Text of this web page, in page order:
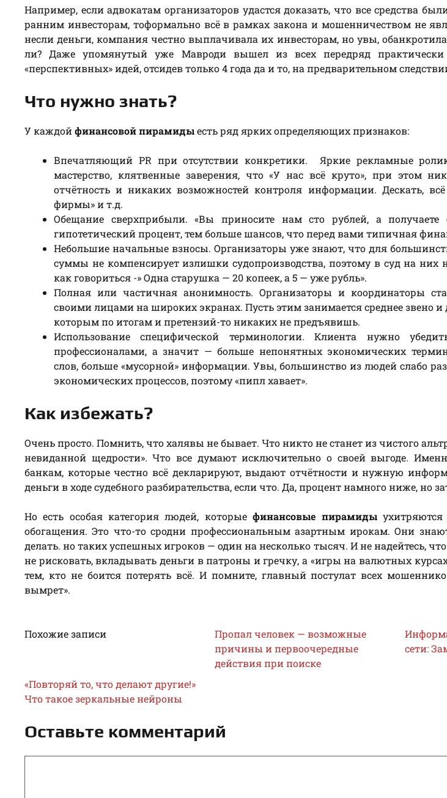
Например, если адвокатам организаторов удастся доказать, что все средства
ранним инвесторам, тоформально всё в рамках закона и мошенничеством не
несли деньги, компания честно выплачивала их инвесторам, но увы,
ли? Даже упомянутый уже Мавроди вышел из всех передряд
«перспективных» идей, отсидев только 4 года да и то, на предварительном
Что нужно знать?
У каждойфинансовой пирамидыесть ряд ярких определяющих признаков:
Впечатляющий PR при отсутствии конкретики. Яркие рекламные
мастерство, клятвенные заверения, что «У нас всё круто», при этом
отчётность и никаких возможностей контроля информации. Дескать,
фирмы» и т.д.
Обещание сверхприбыли. «Вы приносите нам сто рублей, а
гипотетический процент, тем больше шансов, что перед вами типичная
Небольшие начальные взносы. Организаторы уже знают, что для
суммы не компенсирует излишки судопроизводства, поэтому в суд на них
как говориться -» Одна старушка — 20 копеек, а 5 — уже рубль».
Полная или частичная анонимность. Организаторы и координаторы
своими лицами на широких экранах. Пусть этим занимается среднее звено
которым по итогам и претензий-то никаких не предъявишь.
Использование специфической терминологии. Клиента нужно
профессионалами, а значит — больше непонятных экономических
слов, больше «мусорной» информации. Увы, большинство из людей слабо
экономических процессов, поэтому «пипл хавает».
Как избежать?
Очень просто. Помнить, что халявы не бывает. Что никто не станет из чистого
невиданной щедрости». Что все думают исключительно о своей выгоде.
банкам, которые честно всё декларируют, выдают отчётности и нужную
деньги в ходе судебного разбирательства, если что. Да, процент намного ниже, но
Но есть особая категория людей, которыефинансовые пирамидыухитряются
обогащения. Это что-то сродни профессиональным азартным ирокам. Они
делать. но таких успешных игроков — один на несколько тысяч. И не надейтесь,
не рисковать, вкладывать деньги в патроны и гречку, а «игры на валютных
тем, кто не боится потерять всё. И помните, главный постулат всех
вымрет».
Похожие записи
Пропал человек — возможные
причины и первоочередные
действия при поиске
сети:
«Повторяй то, что делают другие!»
Что такое зеркальные нейроны
Оставьте комментарий